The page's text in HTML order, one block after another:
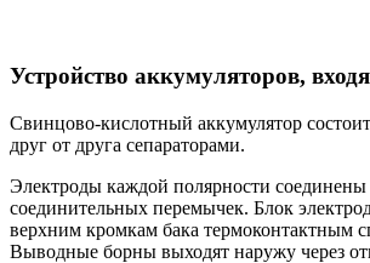
Устройство аккумуляторов,
Свинцово-кислотный аккумулятор
друг от друга сепараторами.
Электроды каждой полярности
соединительных перемычек. Блок
верхним кромкам бака термоконтактным
Выводные борны выходят наружу через